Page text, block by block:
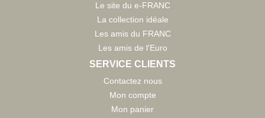
Le site du e-FRANC
La collection idéale
Les amis du FRANC
Les amis de l'Euro
SERVICE CLIENTS
Contactez nous
Mon compte
Mon panier